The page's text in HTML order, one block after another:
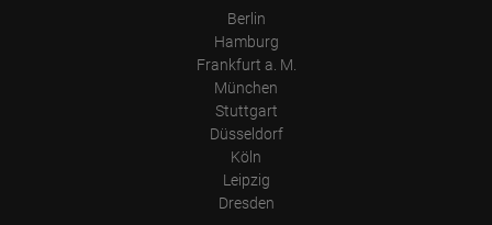
Besucherquelle (Facebook, Suchmaschine oder verweisende
Welche Dateien wurden heruntergeladen?
Welche Videos angeschaut?
Wurden Werbebanner angeklickt?
Wohin ging der Besucher? Klickte er auf weitere Seiten des
Portals oder hat er sie komplett verlassen?
Wie lange blieb der Besucher?
Berlin
Hamburg
Frankfurt a. M.
München
Stuttgart
Düsseldorf
Köln
Leipzig
Dresden